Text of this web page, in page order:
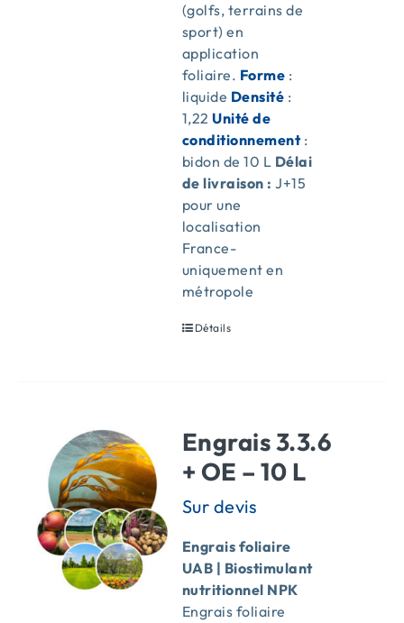
(golfs, terrains de
sport) en
application
foliaire. Forme :
liquide Densité :
1,22Unité de
conditionnement:
bidon de 10 L Délai
de livraison : J+15
pour une
localisation
France-
uniquement en
métropole
Détails
Engrais 3.3.6
+ OE – 10 L
Engrais foliaire
UAB | Biostimulant
nutritionnel NPK
Engrais foliaire